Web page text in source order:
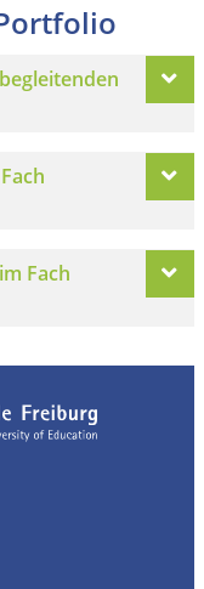
Fach